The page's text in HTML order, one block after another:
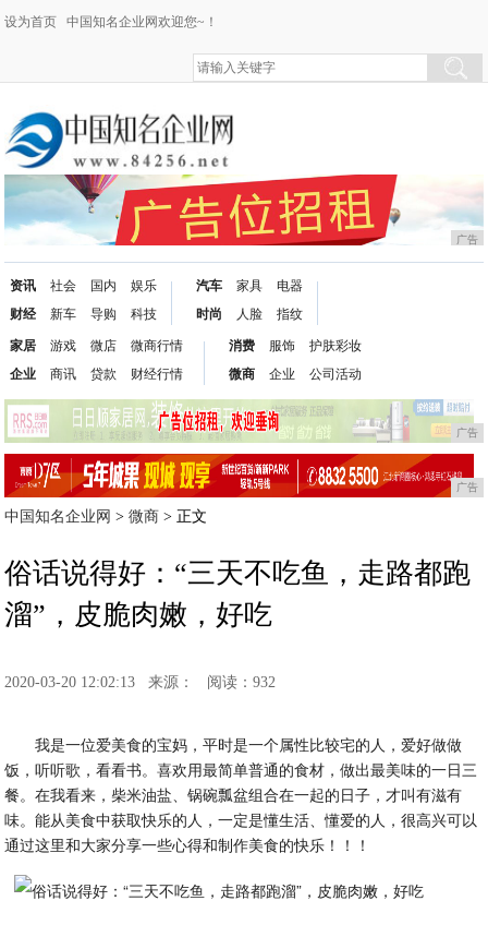
设为首页 中国知名企业网欢迎您~！
广告
资讯
财经
社会
新车
国内
导购
娱乐
科技
汽车
时尚
家具
人脸
电器
指纹
家居
企业
游戏
商讯
微店
贷款
微商行情
财经行情
消费
微商
服饰
企业
护肤彩妆
公司活动
广告
广告
中国知名企业网 >微商 > 正文
俗话说得好：“三天不吃鱼，走路都跑
溜”，皮脆肉嫩，好吃
2020-03-20 12:02:13 来源： 阅读：932
我是一位爱美食的宝妈，平时是一个属性比较宅的人，爱好做做
饭，听听歌，看看书。喜欢用最简单普通的食材，做出最美味的一日三
餐。在我看来，柴米油盐、锅碗瓢盆组合在一起的日子，才叫有滋有
味。能从美食中获取快乐的人，一定是懂生活、懂爱的人，很高兴可以
通过这里和大家分享一些心得和制作美食的快乐！！！